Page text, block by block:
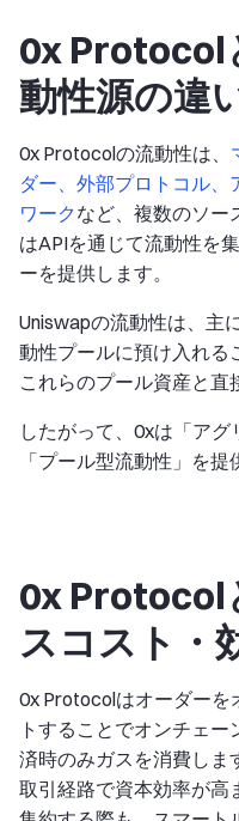
0x Protocol
動性源の違
0x Protocolの流動性は、
ダー、外部プロトコル、
ワーク など、複数のソー
はAPIを通じて流動性を
ーを提供します。
Uniswapの流動性は、主
動性プールに預け入れる
これらのプール資産と直
したがって、0xは「ア
「プール型流動性」を提
0x Protocol
スコスト・
0x Protocolはオーダーを
トすることでオンチェ
済時のみガスを消費しま
取引経路で資本効率が高